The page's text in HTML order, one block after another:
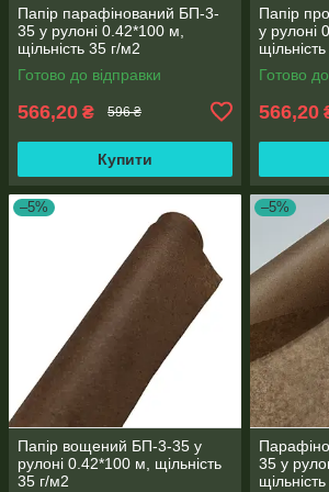
Папір парафінований БП-3-
35 у рулоні 0.42*100 м,
щільність 35 г/м2
Готово до відправки
566,20 ₴ 596 ₴
Купити
Папір
у рулоні
Готово
566,20
–5%
Папір вощений БП-3-35 у
рулоні 0.42*100 м, щільність
35 г/м2
–5%
35 у